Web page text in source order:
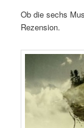
Ob die sechs
Rezension.